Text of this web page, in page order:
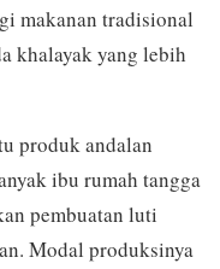
makanan tradisional
khalayak yang lebih
produk andalan
ibu rumah tangga
pembuatan luti
Modal produksinya